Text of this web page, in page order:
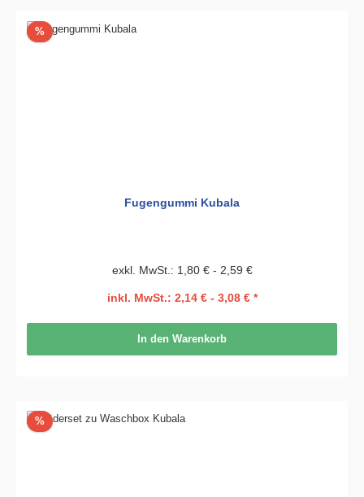
%Rabatt
Fugengummi Kubala
exkl. MwSt.: 1,80 € - 2,59 €
inkl. MwSt.: 2,14 € - 3,08 € *
In den Warenkorb
%Rabatt